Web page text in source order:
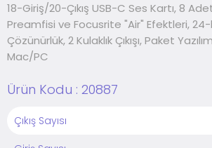
18-Giriş/20-Çıkış USB-C Ses Kartı, 8
Preamfisi ve Focusrite "Air" Efektleri,
Çözünürlük, 2 Kulaklık Çıkışı, Paket
Mac/PC
Ürün Kodu : 20887
Çıkış Sayısı